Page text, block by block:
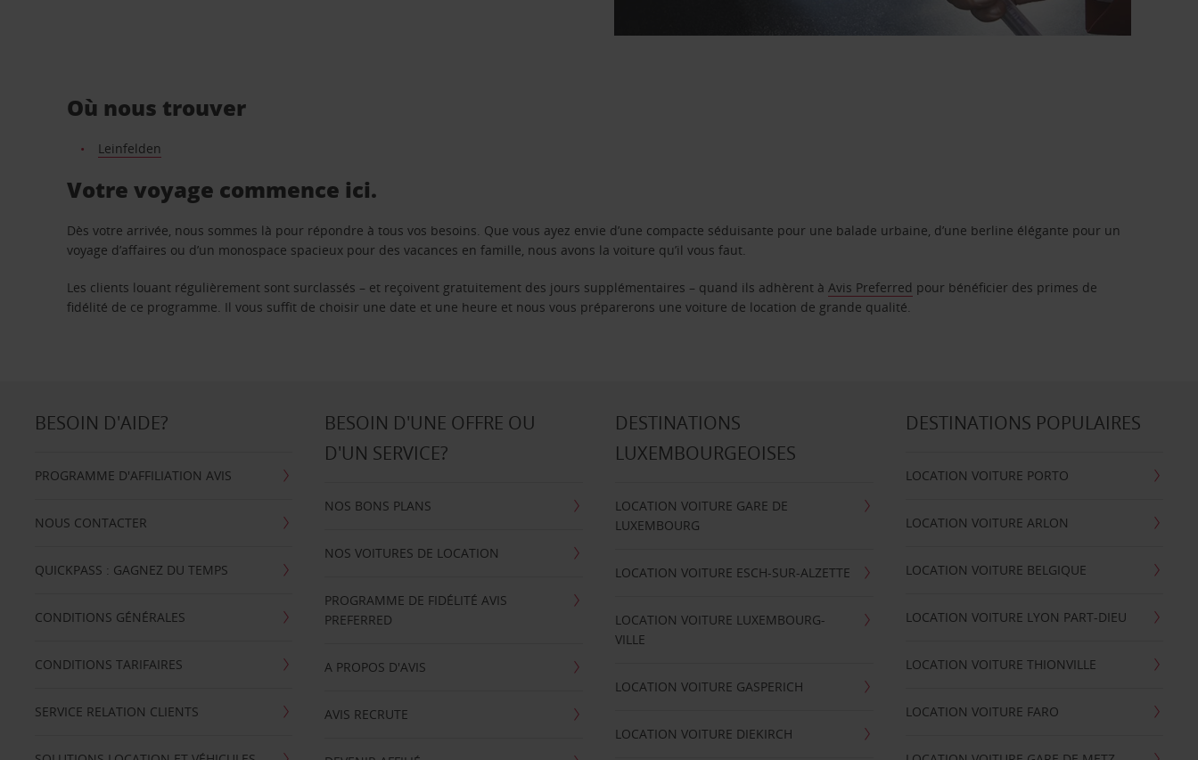
Où nous trouver
Leinfelden
Votre voyage commence ici.
Dès votre arrivée, nous sommes là pour répondre à tous vos besoins. Que vous ayez envie d’une compacte séduisante pour une balade urbaine, d’une berline élégante pour un
voyage d’affaires ou d’un monospace spacieux pour des vacances en famille, nous avons la voiture qu’il vous faut.
Les clients louant régulièrement sont surclassés – et reçoivent gratuitement des jours supplémentaires – quand ils adhèrent àAvis Preferred pour bénéficier des primes de
fidélité de ce programme. Il vous suffit de choisir une date et une heure et nous vous préparerons une voiture de location de grande qualité.
BESOIN D'AIDE?
PROGRAMME D'AFFILIATION AVIS
NOUS CONTACTER
QUICKPASS : GAGNEZ DU TEMPS
CONDITIONS GÉNÉRALES
CONDITIONS TARIFAIRES
SERVICE RELATION CLIENTS
BESOIN D'UNE OFFRE OU
D'UN SERVICE?
NOS BONS PLANS
NOS VOITURES DE LOCATION
PROGRAMME DE FIDÉLITÉ AVIS
PREFERRED
A PROPOS D'AVIS
AVIS RECRUTE
DESTINATIONS
LUXEMBOURGEOISES
LOCATION VOITURE GARE DE
LUXEMBOURG
LOCATION VOITURE ESCH-SUR-ALZETTE
LOCATION VOITURE LUXEMBOURG-
VILLE
LOCATION VOITURE GASPERICH
LOCATION VOITURE DIEKIRCH
DESTINATIONS POPULAIRES
LOCATION VOITURE PORTO
LOCATION VOITURE ARLON
LOCATION VOITURE BELGIQUE
LOCATION VOITURE LYON PART-DIEU
LOCATION VOITURE THIONVILLE
LOCATION VOITURE FARO